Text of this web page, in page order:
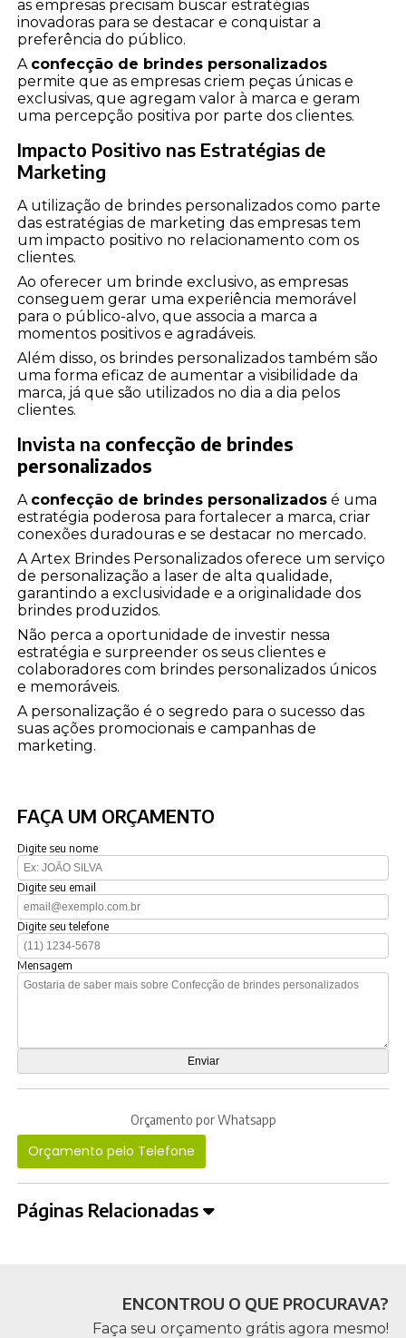
as empresas precisam buscar estratégias
inovadoras para se destacar e conquistar a
preferência do público.
A confecção de brindes personalizados
permite que as empresas criem peças únicas e
exclusivas, que agregam valor à marca e geram
uma percepção positiva por parte dos clientes.
Impacto Positivo nas Estratégias de
Marketing
A utilização de brindes personalizados como parte
das estratégias de marketing das empresas tem
um impacto positivo no relacionamento com os
clientes.
Ao oferecer um brinde exclusivo, as empresas
conseguem gerar uma experiência memorável
para o público-alvo, que associa a marca a
momentos positivos e agradáveis.
Além disso, os brindes personalizados também são
uma forma eficaz de aumentar a visibilidade da
marca, já que são utilizados no dia a dia pelos
clientes.
Invista na confecção de brindes
personalizados
A confecção de brindes personalizados é uma
estratégia poderosa para fortalecer a marca, criar
conexões duradouras e se destacar no mercado.
A Artex Brindes Personalizados oferece um serviço
de personalização a laser de alta qualidade,
garantindo a exclusividade e a originalidade dos
brindes produzidos.
Não perca a oportunidade de investir nessa
estratégia e surpreender os seus clientes e
colaboradores com brindes personalizados únicos
e memoráveis.
A personalização é o segredo para o sucesso das
suas ações promocionais e campanhas de
marketing.
FAÇA UM ORÇAMENTO
Digite seu nome
Digite seu email
Digite seu telefone
Mensagem
Orçamento por Whatsapp
Orçamento pelo Telefone
Páginas Relacionadas
ENCONTROU O QUE PROCURAVA?
Faça seu orçamento grátis agora mesmo!